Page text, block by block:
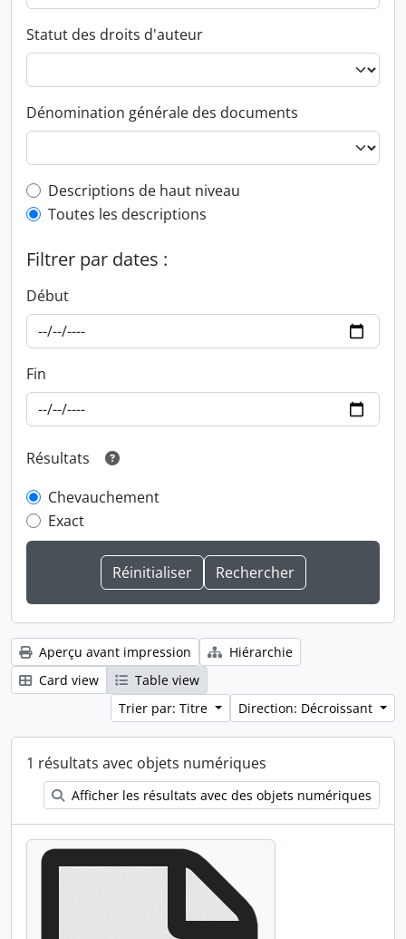
Statut des droits d'auteur
Dénomination générale des documents
Top-level description filter
Descriptions de haut niveau
Toutes les descriptions
Filtrer par dates :
Début
Fin
Résultats
Chevauchement
Exact
Aperçu avant impression
Hiérarchie
Card view
Table view
Trier par: Titre
Direction: Décroissant
1 résultats avec objets numériques
Afficher les résultats avec des objets numériques